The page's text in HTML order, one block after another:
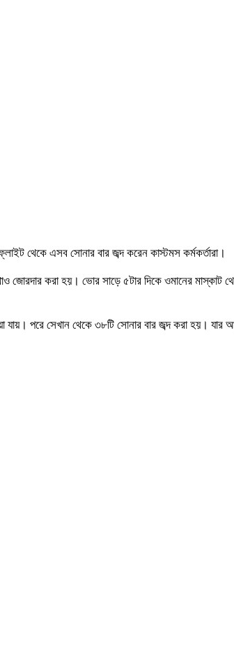
থেকে এসব সোনার বার জব্দ করেন কাস্টমস কর্মকর্তারা।
জোরদার করা হয়। ভোর সাড়ে ৫টার দিকে ওমানের
পরে সেখান থেকে ৩৮টি সোনার বার জব্দ করা হয়।